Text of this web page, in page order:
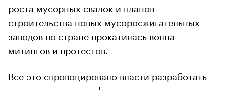
роста мусорных свалок и планов
строительства новых мусоросжигательных
заводов по стране прокатилась волна
митингов и протестов.
Все это спровоцировало власти разработать